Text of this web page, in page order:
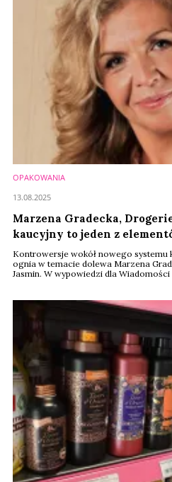
OPAKOWANIA
Marzena Gradecka,
kaucyjny to jeden z
wolności gospodarowania,
Kontrowersje wokół nowego systemu
ognia w temacie dolewa Marzena
Jasmin. W wypowiedzi dla
ograniczenie działalności handlowej,
wycofać odnośne produkty ze
13.08.2025